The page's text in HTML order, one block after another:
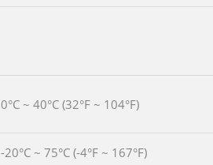
0°C ~ 40°C (32°F ~ 104°F)
-20°C ~ 75°C (-4°F ~ 167°F)